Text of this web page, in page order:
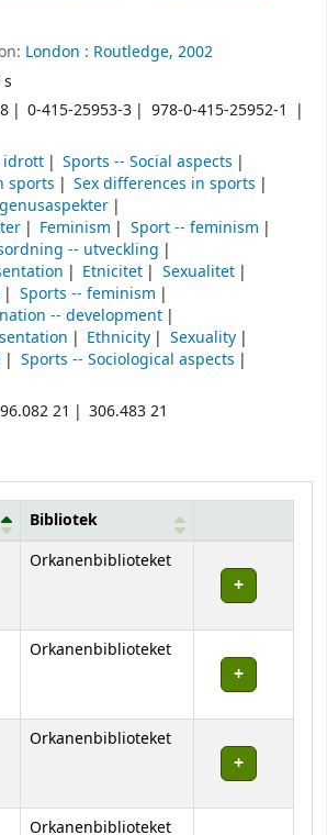
London : Routledge, 2002
0-415-25953-3
978-0-415-25952-1
idrott
Sports -- Social aspects
sports
Sex differences in sports
Feminism
Sport -- feminism
-- utveckling
Etnicitet
Sexualitet
Sports -- feminism
-- development
Ethnicity
Sexuality
Sports -- Sociological aspects
21 306.483 21
Bibliotek
Orkanenbiblioteket
Orkanenbiblioteket
Orkanenbiblioteket
Orkanenbiblioteket